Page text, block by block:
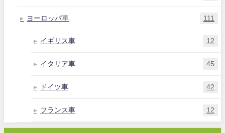
ヨーロッパ車 111
イギリス車 12
イタリア車 45
ドイツ車 42
フランス車 12